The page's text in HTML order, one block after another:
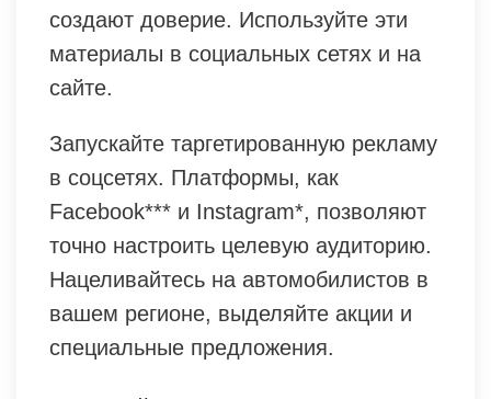
создают доверие. Используйте эти
материалы в социальных сетях и на
сайте.
Запускайте таргетированную рекламу
в соцсетях. Платформы, как
Facebook*** и Instagram*, позволяют
точно настроить целевую аудиторию.
Нацеливайтесь на автомобилистов в
вашем регионе, выделяйте акции и
специальные предложения.